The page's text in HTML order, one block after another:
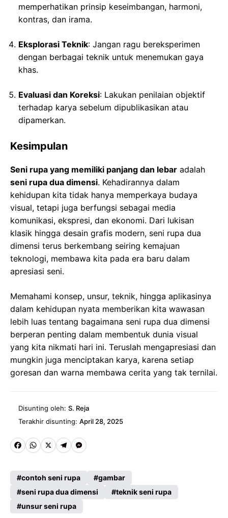
memperhatikan prinsip keseimbangan, harmoni,
kontras, dan irama.
Eksplorasi Teknik: Jangan ragu bereksperimen
dengan berbagai teknik untuk menemukan gaya
khas.
Evaluasi dan Koreksi: Lakukan penilaian objektif
terhadap karya sebelum dipublikasikan atau
dipamerkan.
Kesimpulan
Seni rupa yang memiliki panjang dan lebar adalah
seni rupa dua dimensi. Kehadirannya dalam
kehidupan kita tidak hanya memperkaya budaya
visual, tetapi juga berfungsi sebagai media
komunikasi, ekspresi, dan ekonomi. Dari lukisan
klasik hingga desain grafis modern, seni rupa dua
dimensi terus berkembang seiring kemajuan
teknologi, membawa kita pada era baru dalam
apresiasi seni.
Memahami konsep, unsur, teknik, hingga aplikasinya
dalam kehidupan nyata memberikan kita wawasan
lebih luas tentang bagaimana seni rupa dua dimensi
berperan penting dalam membentuk dunia visual
yang kita nikmati hari ini. Teruslah mengapresiasi dan
mungkin juga menciptakan karya, karena setiap
goresan dan warna membawa cerita yang tak ternilai.
Disunting oleh: S. Reja
Terakhir disunting: April 28, 2025
Fa
b
o
o
W
ts
A
p
X
Te
gr
a
m
M
se
n
g
contoh seni rupa
gambar
seni rupa dua dimensi
teknik seni rupa
unsur seni rupa